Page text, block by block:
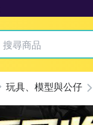
玩具、模型與公仔